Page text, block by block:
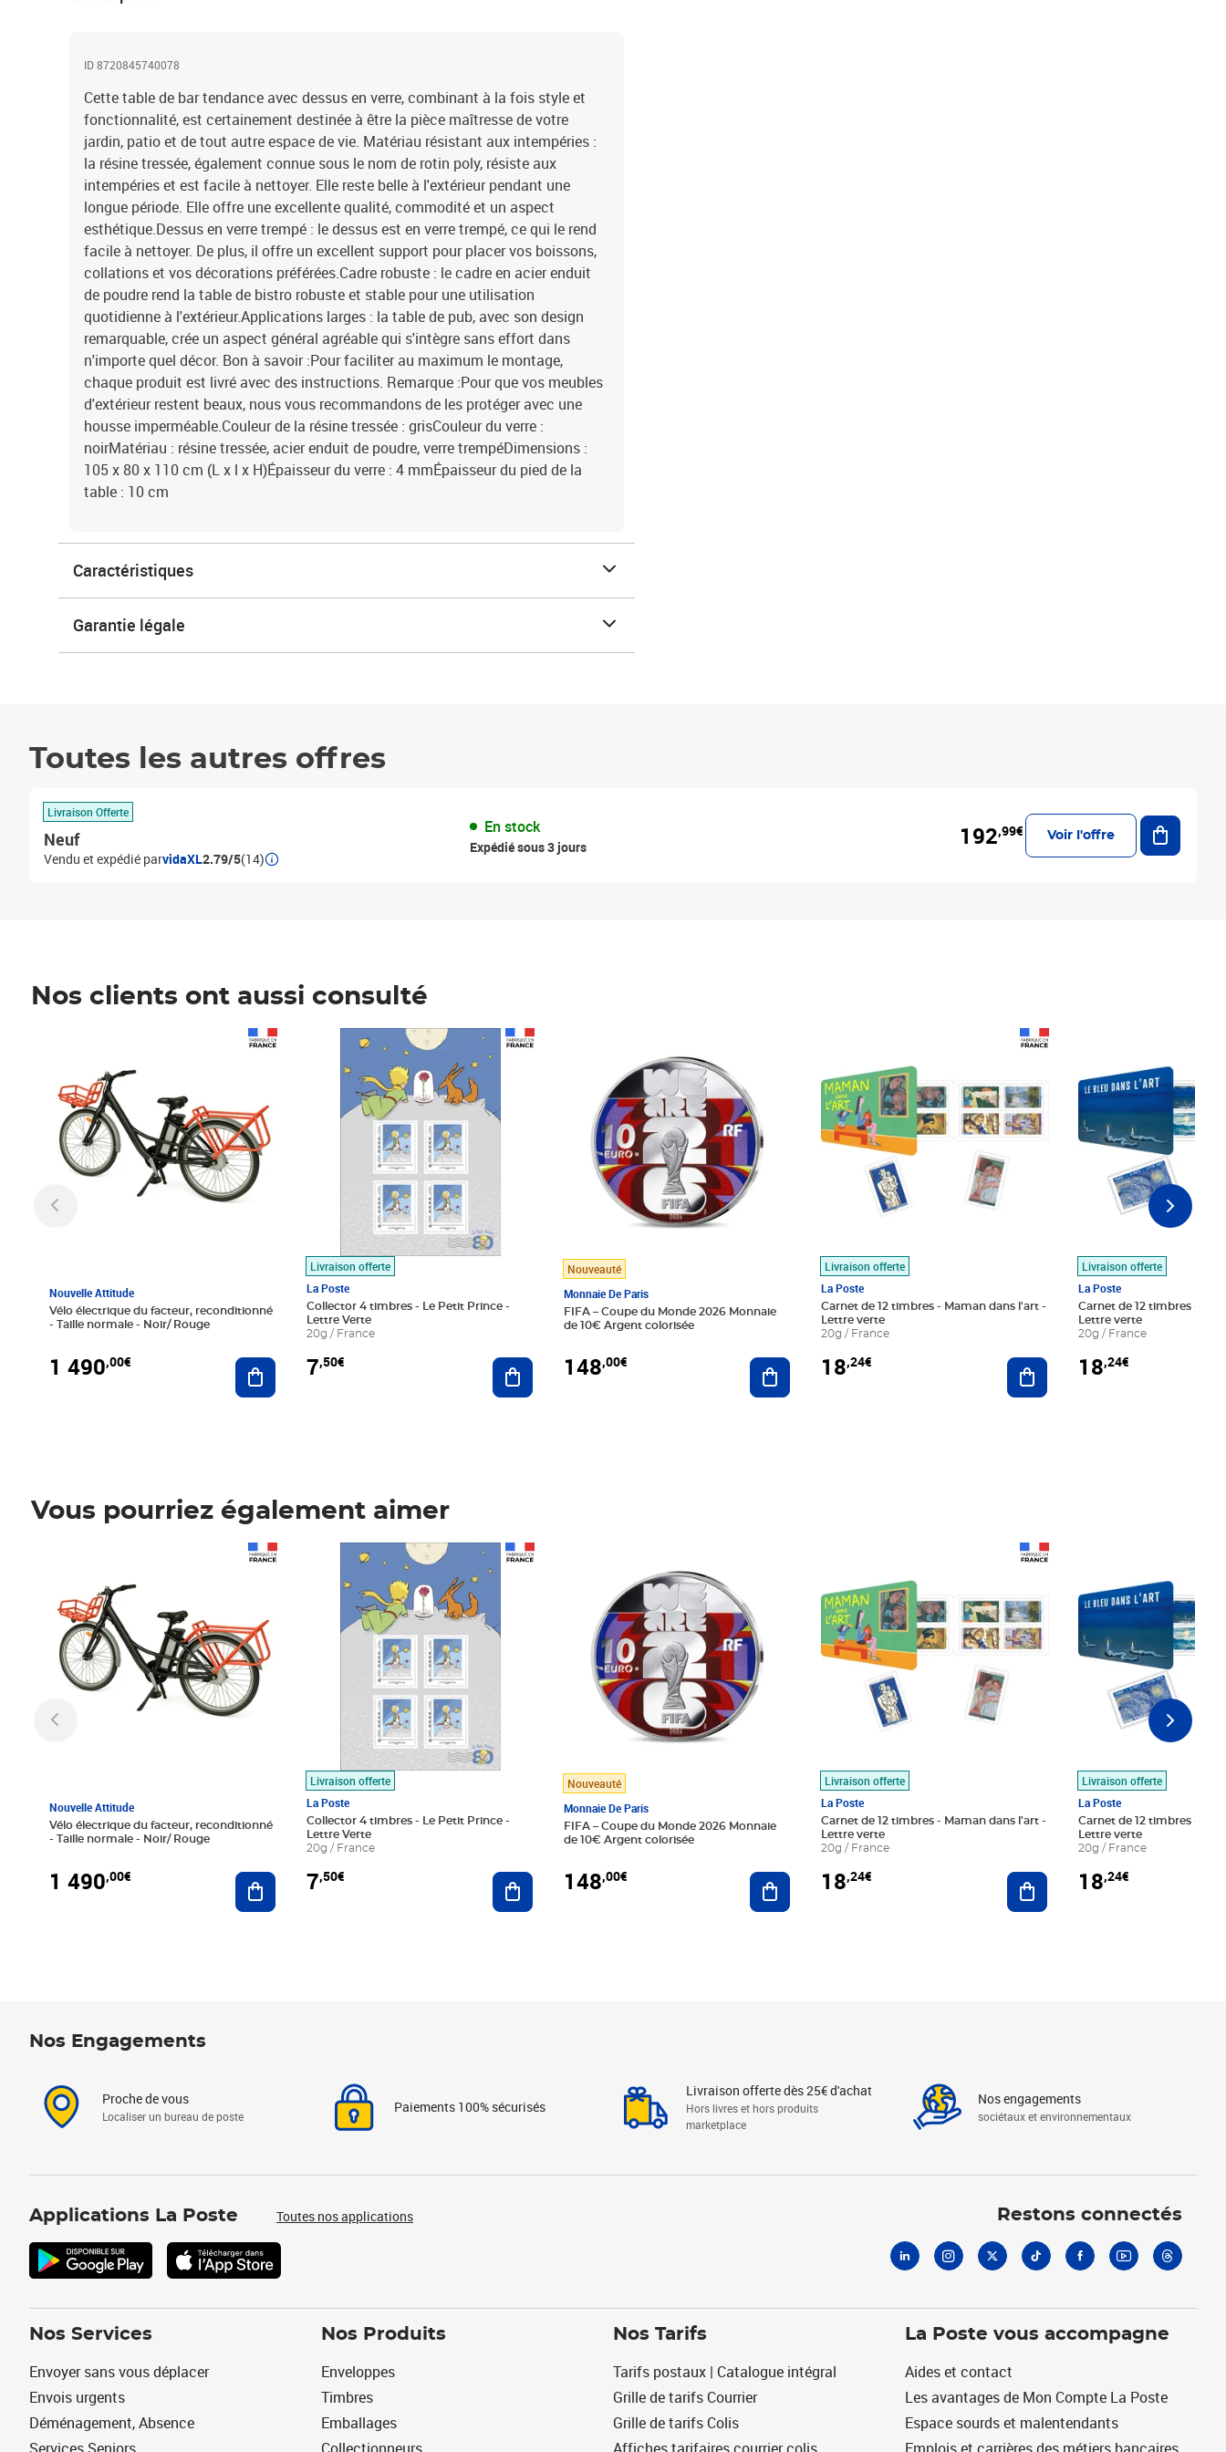
ID 8720845740078
Cette table de bar tendance avec dessus en verre, combinant à la fois style et
fonctionnalité, est certainement destinée à être la pièce maîtresse de votre
jardin, patio et de tout autre espace de vie. Matériau résistant aux intempéries :
la résine tressée, également connue sous le nom de rotin poly, résiste aux
intempéries et est facile à nettoyer. Elle reste belle à l'extérieur pendant une
longue période. Elle offre une excellente qualité, commodité et un aspect
esthétique.Dessus en verre trempé : le dessus est en verre trempé, ce qui le rend
facile à nettoyer. De plus, il offre un excellent support pour placer vos boissons,
collations et vos décorations préférées.Cadre robuste : le cadre en acier enduit
de poudre rend la table de bistro robuste et stable pour une utilisation
quotidienne à l'extérieur.Applications larges : la table de pub, avec son design
remarquable, crée un aspect général agréable qui s'intègre sans effort dans
n'importe quel décor. Bon à savoir :Pour faciliter au maximum le montage,
chaque produit est livré avec des instructions. Remarque :Pour que vos meubles
d'extérieur restent beaux, nous vous recommandons de les protéger avec une
housse imperméable.Couleur de la résine tressée : grisCouleur du verre :
noirMatériau : résine tressée, acier enduit de poudre, verre trempéDimensions :
105 x 80 x 110 cm (L x l x H)Épaisseur du verre : 4 mmÉpaisseur du pied de la
table : 10 cm
Caractéristiques
Garantie légale
Toutes les autres offres
Livraison Offerte
Neuf
Vendu et expédié parvidaXL2.79/5(14)
En stock
Expédié sous 3 jours 192,99€ Voir l'offre
Ajouter
Nos clients ont aussi consulté
Nouvelle Attitude
Vélo électrique du facteur, reconditionné
- Taille normale - Noir/ Rouge
1 490,00€ Ajouter au panier
Livraison offerte
La Poste
Collector 4 timbres - Le Petit Prince -
Lettre Verte
20g / France
7,50€
Prix 7,50€
Ajouter au panier
Nouveauté
Monnaie De Paris
FIFA – Coupe du Monde 2026 Monnaie
de 10€ Argent colorisée
148,00€ Ajouter au panier
Livraison offerte
La Poste
Carnet de 12 timbres - Maman dans l'art -
Lettre verte
20g / France
18,24€ Ajouter au panier
Livraison offerte
La Poste
Carnet de 12 timbres - Le
Lettre verte
20g / France
18,24€
Vous pourriez également aimer
Nouvelle Attitude
Vélo électrique du facteur, reconditionné
- Taille normale - Noir/ Rouge
1 490,00€ Ajouter au panier
Livraison offerte
La Poste
Collector 4 timbres - Le Petit Prince -
Lettre Verte
20g / France
7,50€
Prix 7,50€
Ajouter au panier
Nouveauté
Monnaie De Paris
FIFA – Coupe du Monde 2026 Monnaie
de 10€ Argent colorisée
148,00€ Ajouter au panier
Livraison offerte
La Poste
Carnet de 12 timbres - Maman dans l'art -
Lettre verte
20g / France
18,24€ Ajouter au panier
Livraison offerte
La Poste
Carnet de 12 timbres - Le
Lettre verte
20g / France
18,24€
Nos Engagements
Proche de vous
Localiser un bureau de poste
Paiements 100% sécurisés
Livraison offerte dès 25€ d'achat
Hors livres et hors produits
marketplace
Nos engagements
sociétaux et environnementaux
Applications La Poste Toutes nos applications Restons connectés
Nos Services
Envoyer sans vous déplacer
Envois urgents
Déménagement, Absence
Nos Produits
Enveloppes
Timbres
Emballages
Nos Tarifs
Tarifs postaux | Catalogue intégral
Grille de tarifs Courrier
Grille de tarifs Colis
La Poste vous accompagne
Aides et contact
Les avantages de Mon Compte La Poste
Espace sourds et malentendants